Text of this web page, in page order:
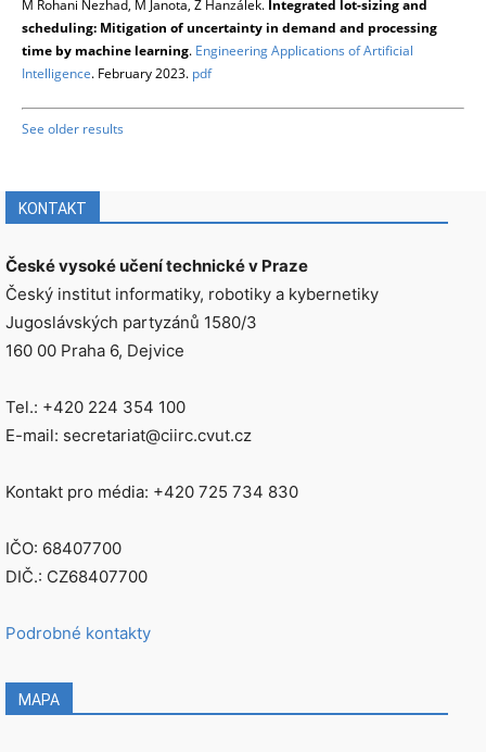
M Rohani Nezhad, M Janota, Z Hanzálek. Integrated lot-sizing and
scheduling: Mitigation of uncertainty in demand and processing
time by machine learning. Engineering Applications of Artificial
Intelligence. February 2023. pdf
See older results
KONTAKT
České vysoké učení technické v Praze
Český institut informatiky, robotiky a kybernetiky
Jugoslávských partyzánů 1580/3
160 00 Praha 6, Dejvice
Tel.: +420 224 354 100
E-mail: secretariat@ciirc.cvut.cz
Kontakt pro média: +420 725 734 830
IČO: 68407700
DIČ.: CZ68407700
Podrobné kontakty
MAPA